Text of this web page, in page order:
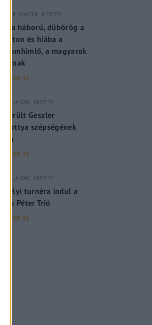
PESTI RIPORTER PESTITV
Dúl a háború, dübörög a
Balaton és hiába a
majomhimlő, a magyarok
utaznak
2022.05.31.
GERILLA BÁR PESTITV
Kiderült Geszler
Dorottya szépségének
titka
2022.05.31.
GERILLA BÁR PESTITV
Erdélyi turnéra indul a
Sárik Péter Trió
2022.05.31.